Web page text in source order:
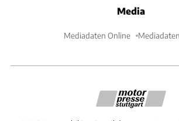
Media
Mediadaten Online